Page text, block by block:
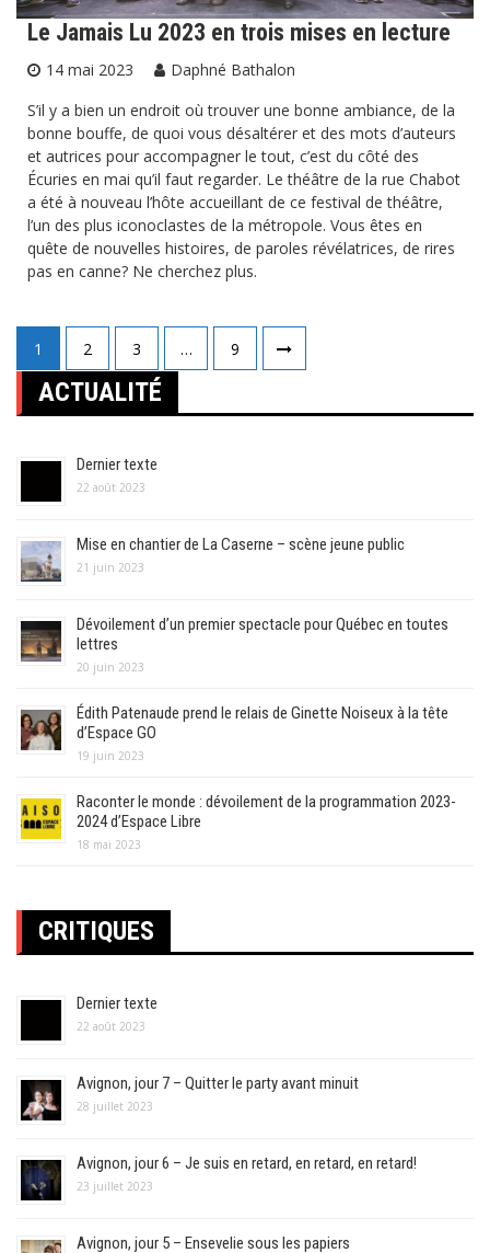
Le Jamais Lu 2023 en trois mises en lecture
14 mai 2023
Daphné Bathalon
S’il y a bien un endroit où trouver une bonne ambiance, de la
bonne bouffe, de quoi vous désaltérer et des mots d’auteurs
et autrices pour accompagner le tout, c’est du côté des
Écuries en mai qu’il faut regarder. Le théâtre de la rue Chabot
a été à nouveau l’hôte accueillant de ce festival de théâtre,
l’un des plus iconoclastes de la métropole. Vous êtes en
quête de nouvelles histoires, de paroles révélatrices, de rires
pas en canne? Ne cherchez plus.
Pagination
des
publications
1 2 3 … 9
ACTUALITÉ
Dernier texte
22 août 2023
Mise en chantier de La Caserne – scène jeune public
21 juin 2023
Dévoilement d’un premier spectacle pour Québec en toutes
lettres
20 juin 2023
Édith Patenaude prend le relais de Ginette Noiseux à la tête
d’Espace GO
19 juin 2023
Raconter le monde : dévoilement de la programmation 2023-
2024 d’Espace Libre
18 mai 2023
CRITIQUES
Dernier texte
22 août 2023
Avignon, jour 7 – Quitter le party avant minuit
28 juillet 2023
Avignon, jour 6 – Je suis en retard, en retard, en retard!
23 juillet 2023
Avignon, jour 5 – Ensevelie sous les papiers